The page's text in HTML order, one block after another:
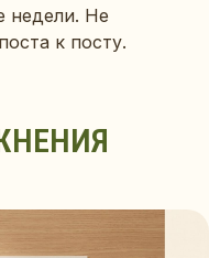
недели. Не
к посту.